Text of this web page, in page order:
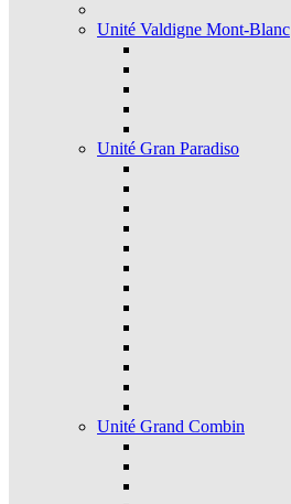
Unité Valdigne Mont-Blanc
Unité Gran Paradiso
Unité Grand Combin